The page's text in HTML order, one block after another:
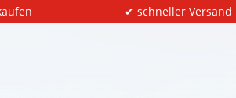
✔ schneller Versand